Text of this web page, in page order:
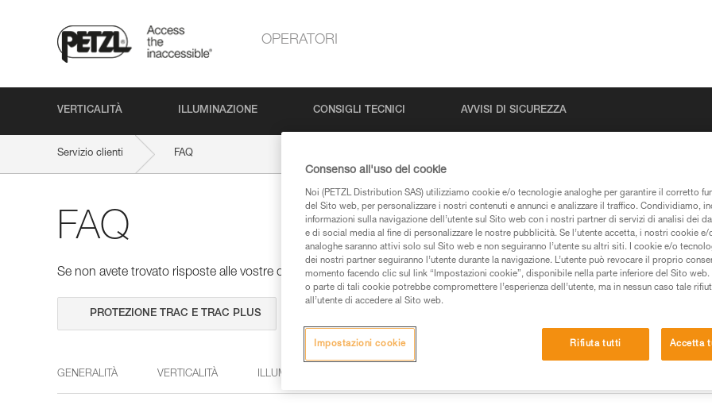
OPERATORI
VERTICALITÀ ILLUMINAZIONE CONSIGLI TECNICI AVVISI DI SICUREZZA
Servizio clienti FAQ
FAQ
Se non avete trovato risposte alle vostre domande nelle pagine prodotti e tecniche, le troverete qui.
GENERALITÀ VERTICALITÀ ILLUMINAZIONE
Consenso all'uso dei cookie
Noi (PETZL Distribution SAS) utilizziamo cookie e/o tecnologie analoghe per garantire il corretto
del Sito web, per personalizzare i nostri contenuti e annunci e analizzare il traffico. Condividiamo,
informazioni sulla navigazione dell’utente sul Sito web con i nostri partner di servizi di analisi dei
e di social media al fine di personalizzare le nostre pubblicità. Se l’utente accetta, i nostri cookie
analoghe saranno attivi solo sul Sito web e non seguiranno l’utente su altri siti. I cookie e/o
dei nostri partner seguiranno l’utente durante la navigazione. L’utente può revocare il proprio
momento facendo clic sul link “Impostazioni cookie”, disponibile nella parte inferiore del Sito
o parte di tali cookie potrebbe compromettere l’esperienza dell’utente, ma in nessun caso tale
all’utente di accedere al Sito web.
Rifiuta tutti Accetta
Impostazioni cookie